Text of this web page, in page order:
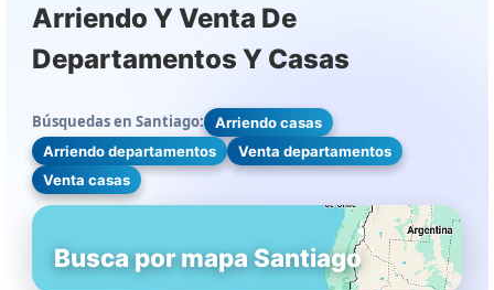
Arriendo Y Venta De
Departamentos Y Casas
Búsquedas en Santiago:
Arriendo casas
Arriendo departamentos
Venta departamentos
Venta casas
Busca por mapa Santiago